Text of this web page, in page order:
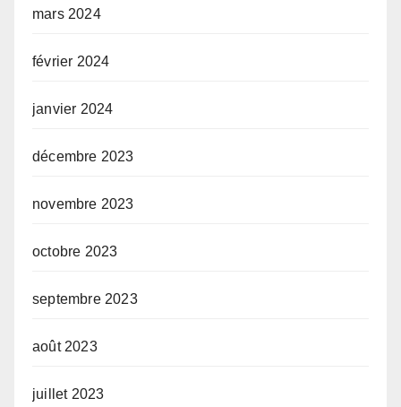
mars 2024
février 2024
janvier 2024
décembre 2023
novembre 2023
octobre 2023
septembre 2023
août 2023
juillet 2023